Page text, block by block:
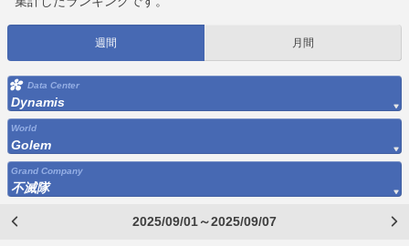
週間 月間
Data Center
Dynamis
World
Golem
Grand Company
不滅隊
2025/09/01～2025/09/07